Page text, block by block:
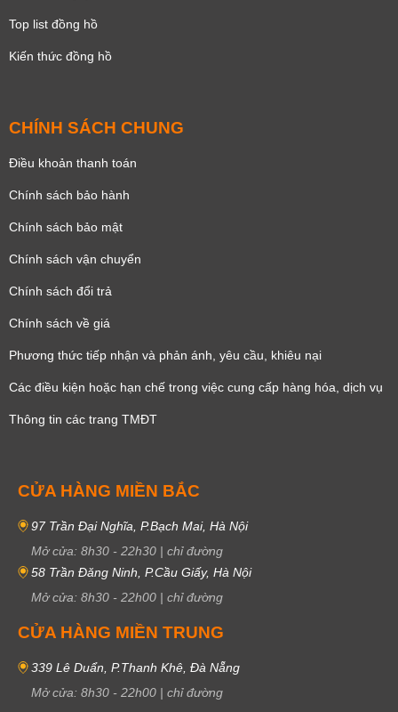
Top list đồng hồ
Kiến thức đồng hồ
CHÍNH SÁCH CHUNG
Điều khoản thanh toán
Chính sách bảo hành
Chính sách bảo mật
Chính sách vận chuyển
Chính sách đổi trả
Chính sách về giá
Phương thức tiếp nhận và phản ánh, yêu cầu, khiêu nại
Các điều kiện hoặc hạn chế trong việc cung cấp hàng hóa, dịch vụ
Thông tin các trang TMĐT
CỬA HÀNG MIỀN BẮC
97 Trần Đại Nghĩa, P.Bạch Mai, Hà Nội
Mở cửa: 8h30 - 22h30 | chỉ đường
58 Trần Đăng Ninh, P.Cầu Giấy, Hà Nội
Mở cửa: 8h30 - 22h00 | chỉ đường
CỬA HÀNG MIỀN TRUNG
339 Lê Duẩn, P.Thanh Khê, Đà Nẵng
Mở cửa: 8h30 - 22h00 | chỉ đường